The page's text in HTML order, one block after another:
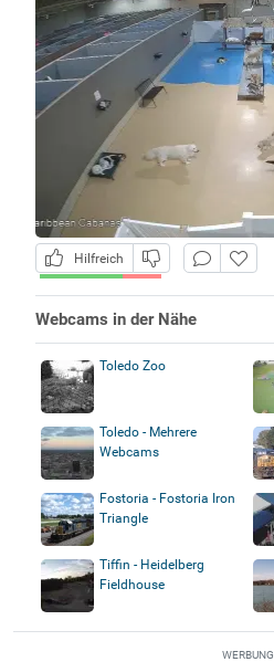
Hilfreich
Webcams in der Nähe
Toledo Zoo
Toledo - Mehrere
Webcams
Fostoria - Fostoria Iron
Triangle
Tiffin - Heidelberg
Fieldhouse
WERBUNG